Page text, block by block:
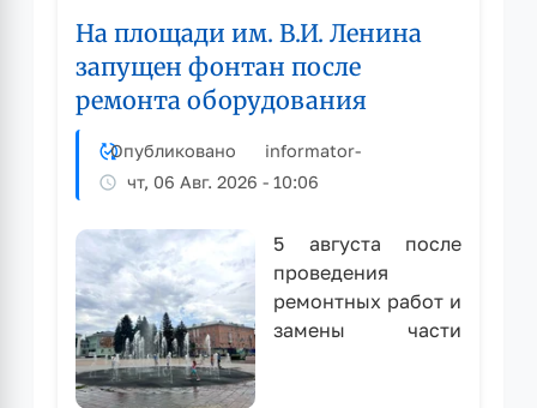
будет
перенесена
На площади им. В.И. Ленина
запущен фонтан после
ремонта оборудования
Опубликовано informator-
чт, 06 Авг. 2026 - 10:06
5 августа после
проведения
ремонтных работ и
замены части